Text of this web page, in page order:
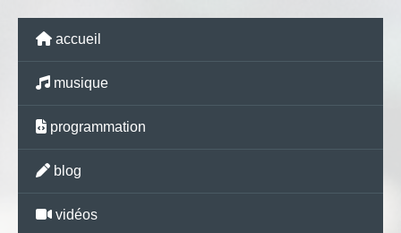
accueil
musique
programmation
blog
vidéos